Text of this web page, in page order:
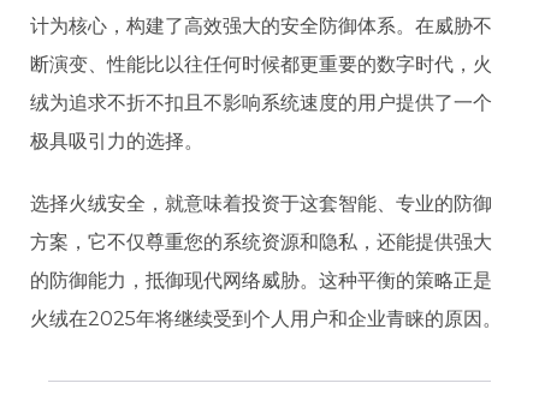
计为核心，构建了高效强大的安全防御体系。在威胁不
断演变、性能比以往任何时候都更重要的数字时代，火
绒为追求不折不扣且不影响系统速度的用户提供了一个
极具吸引力的选择。
选择火绒安全，就意味着投资于这套智能、专业的防御
方案，它不仅尊重您的系统资源和隐私，还能提供强大
的防御能力，抵御现代网络威胁。这种平衡的策略正是
火绒在2025年将继续受到个人用户和企业青睐的原因。